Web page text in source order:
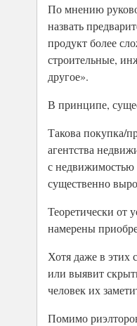
По мнению
назвать
продукт более
строительные,
другое».
В принципе,
Такова покупка/
агентства
с недвижимостью
существенно
Теоретически от
намерены
Хотя даже в этих
или выявит
человек их
Помимо